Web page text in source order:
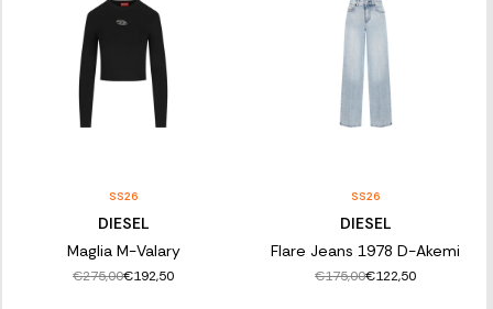
SS26
DIESEL
Maglia M-Valary
€275,00€192,50
SS26
DIESEL
Flare Jeans 1978 D-Akemi
€175,00€122,50